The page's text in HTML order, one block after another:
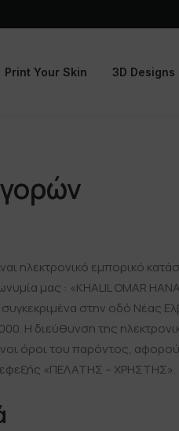
Print Your Skin 3D Designs
ηλεκτρονικό εμπορικό
μας : «KHALIL OMAR
συγκεκριμένα στην οδό Νέας
Η διεύθυνση της
όροι του παρόντος,
«ΠΕΛΑΤΗΣ – ΧΡΗΣΤΗΣ».